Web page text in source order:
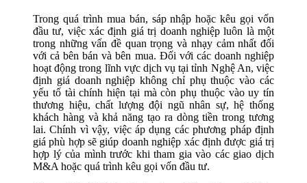
Trong quá trình mua bán, sáp nhập hoặc kêu gọi vốn
đầu tư, việc xác định giá trị doanh nghiệp luôn là một
trong những vấn đề quan trọng và nhạy cảm nhất đối
với cả bên bán và bên mua. Đối với các doanh nghiệp
hoạt động trong lĩnh vực dịch vụ tại tỉnh Nghệ An, việc
định giá doanh nghiệp không chỉ phụ thuộc vào các
yếu tố tài chính hiện tại mà còn phụ thuộc vào uy tín
thương hiệu, chất lượng đội ngũ nhân sự, hệ thống
khách hàng và khả năng tạo ra dòng tiền trong tương
lai. Chính vì vậy, việc áp dụng các phương pháp định
giá phù hợp sẽ giúp doanh nghiệp xác định được giá trị
hợp lý của mình trước khi tham gia vào các giao dịch
M&A hoặc quá trình kêu gọi vốn đầu tư.